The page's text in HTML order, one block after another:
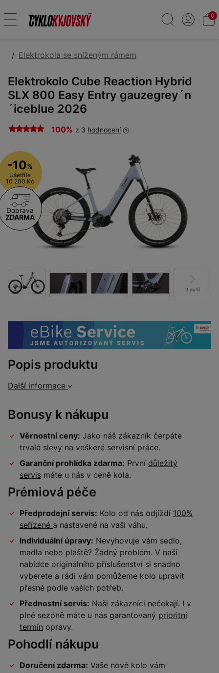
0
Elektrokola se sníženým rámem
Elektrokolo Cube Reaction Hybrid
SLX 800 Easy Entry gauzegrey´n
´iceblue 2026
100% z 3 hodnocení
-10%
Ušetříte
10 200 Kč
Doprava
ZDARMA
3 další
Popis produktu
Další informace
Bonusy k nákupu
Věrnostní ceny: Jako náš zákazník čerpáte
trvalé slevy na veškeré servisní práce.
Garanční prohlídka zdarma: První důležitý
servis máte u nás v ceně kola.
Prémiová péče
Předprodejní servis: Kolo od nás odjíždí 100%
seřízené a nastavené na vaši váhu.
Individuální úpravy: Nevyhovuje vám sedlo,
madla nebo pláště? Žádný problém. V naší
nabídce originálního příslušenství si snadno
vyberete a rádi vám pomůžeme kolo upravit
přesně podle vašich potřeb.
Přednostní servis: Naši zákazníci nečekají. I v
plné sezóně máte u nás garantovaný prioritní
termín opravy.
Pohodlí nákupu
Doručení zdarma: Vaše nové kolo vám